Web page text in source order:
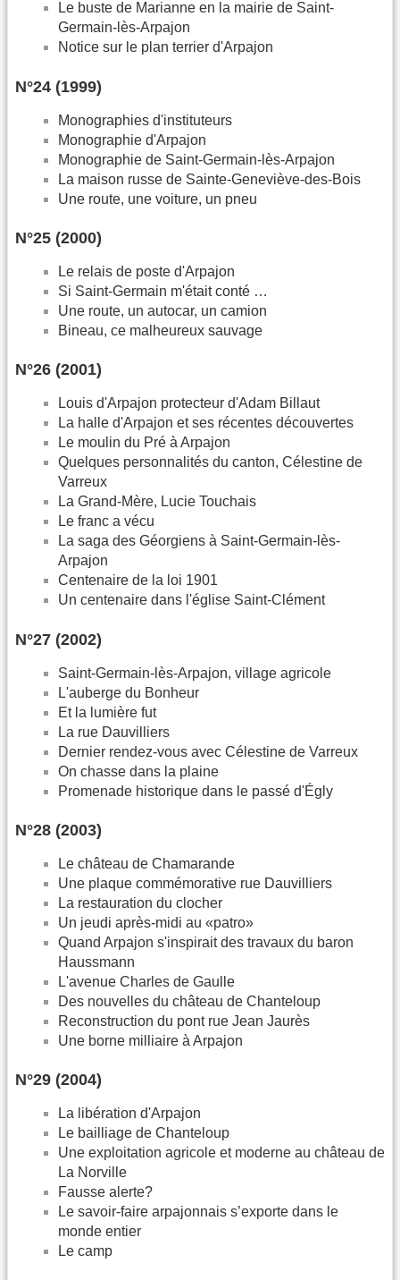
Le buste de Marianne en la mairie de Saint-
Germain-lès-Arpajon
Notice sur le plan terrier d'Arpajon
N°24 (1999)
Monographies d'instituteurs
Monographie d'Arpajon
Monographie de Saint-Germain-lès-Arpajon
La maison russe de Sainte-Geneviève-des-Bois
Une route, une voiture, un pneu
N°25 (2000)
Le relais de poste d'Arpajon
Si Saint-Germain m'était conté …
Une route, un autocar, un camion
Bineau, ce malheureux sauvage
N°26 (2001)
Louis d'Arpajon protecteur d'Adam Billaut
La halle d'Arpajon et ses récentes découvertes
Le moulin du Pré à Arpajon
Quelques personnalités du canton, Célestine de
Varreux
La Grand-Mère, Lucie Touchais
Le franc a vécu
La saga des Géorgiens à Saint-Germain-lès-
Arpajon
Centenaire de la loi 1901
Un centenaire dans l'église Saint-Clément
N°27 (2002)
Saint-Germain-lès-Arpajon, village agricole
L'auberge du Bonheur
Et la lumière fut
La rue Dauvilliers
Dernier rendez-vous avec Célestine de Varreux
On chasse dans la plaine
Promenade historique dans le passé d'Égly
N°28 (2003)
Le château de Chamarande
Une plaque commémorative rue Dauvilliers
La restauration du clocher
Un jeudi après-midi au «patro»
Quand Arpajon s'inspirait des travaux du baron
Haussmann
L'avenue Charles de Gaulle
Des nouvelles du château de Chanteloup
Reconstruction du pont rue Jean Jaurès
Une borne milliaire à Arpajon
N°29 (2004)
La libération d'Arpajon
Le bailliage de Chanteloup
Une exploitation agricole et moderne au château de
La Norville
Fausse alerte?
Le savoir-faire arpajonnais s’exporte dans le
monde entier
Le camp